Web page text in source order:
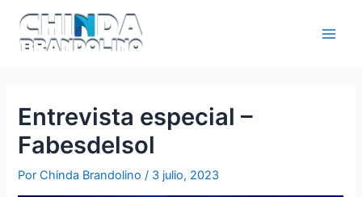
Entrevista especial –
Fabesdelsol
PorChinda Brandolino/ 3 julio, 2023